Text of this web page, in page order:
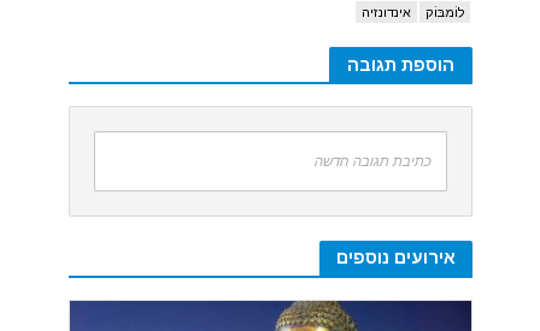
לוֹמבּוֹק אינדונזיה
הוספת תגובה
כתיבת תגובה חדשה
אירועים נוספים